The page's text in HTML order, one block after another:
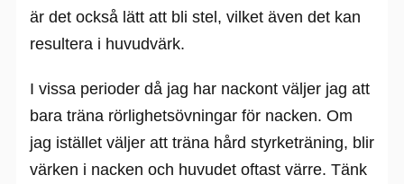
är det också lätt att bli stel, vilket även det kan
resultera i huvudvärk.
I vissa perioder då jag har nackont väljer jag att
bara träna rörlighetsövningar för nacken. Om
jag istället väljer att träna hård styrketräning, blir
värken i nacken och huvudet oftast värre. Tänk